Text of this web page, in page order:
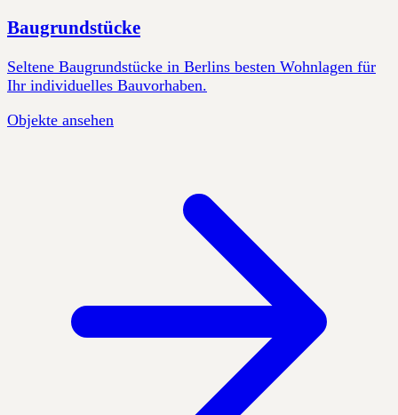
Baugrundstücke
Seltene Baugrundstücke in Berlins besten Wohnlagen für
Ihr individuelles Bauvorhaben.
Objekte ansehen